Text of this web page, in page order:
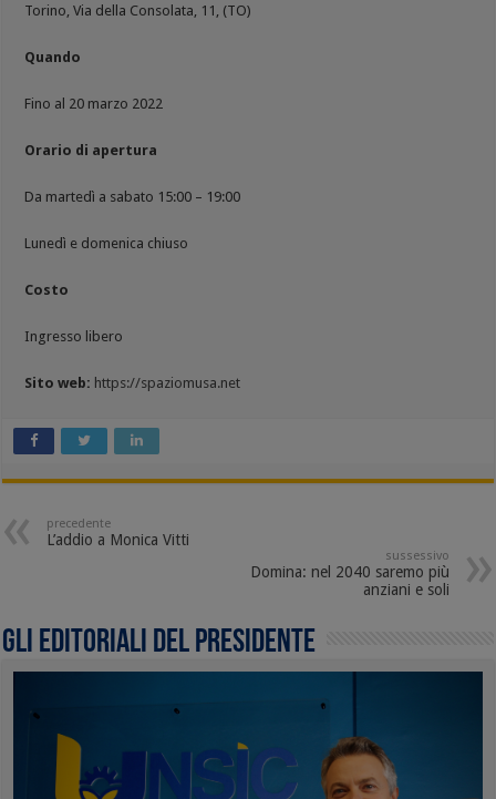
Torino, Via della Consolata, 11, (TO)
Quando
Fino al 20 marzo 2022
Orario di apertura
Da martedì a sabato 15:00 – 19:00
Lunedì e domenica chiuso
Costo
Ingresso libero
Sito web: https://spaziomusa.net
precedente
L’addio a Monica Vitti
sussessivo
Domina: nel 2040 saremo più
anziani e soli
Gli editoriali del presidente